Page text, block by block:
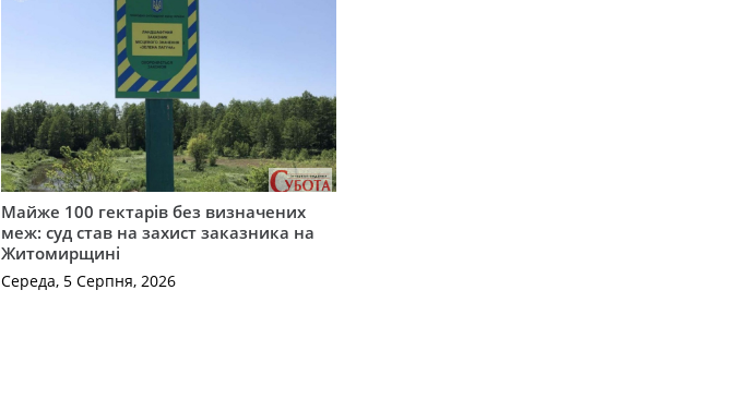
Майже 100 гектарів без визначених
меж: суд став на захист заказника на
Житомирщині
Середа, 5 Серпня, 2026